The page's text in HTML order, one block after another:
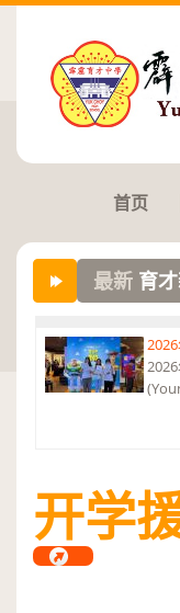
首页
最新 育
——特优
开学